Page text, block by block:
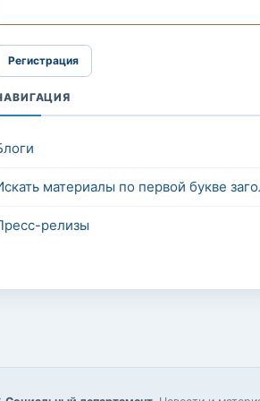
материалы по первой букве
релизы